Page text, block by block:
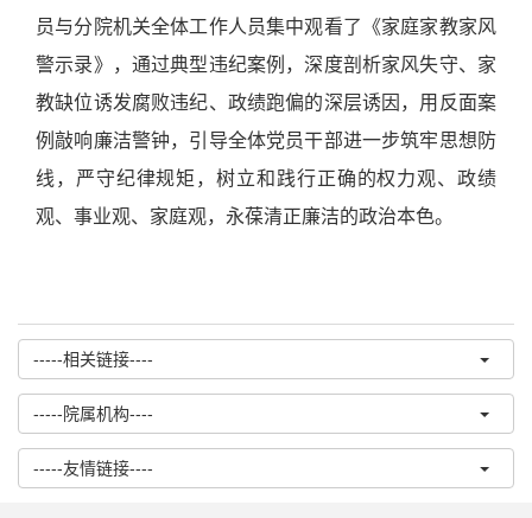
员与分院机关全体工作人员集中观看了《家庭家教家风
警示录》，通过典型违纪案例，深度剖析家风失守、家
教缺位诱发腐败违纪、政绩跑偏的深层诱因，用反面案
例敲响廉洁警钟，引导全体党员干部进一步筑牢思想防
线，严守纪律规矩，树立和践行正确的权力观、政绩
观、事业观、家庭观，永葆清正廉洁的政治本色。
-----相关链接----
-----院属机构----
-----友情链接----